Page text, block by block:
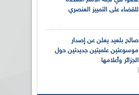
للقضاء على التمييز العنصري
صالح بلعيد يعلن عن إصدار
موسوعتين علميتين جديدتين حول
الجزائر وأعلامها